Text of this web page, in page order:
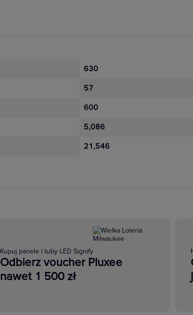
630
57
600
5,086
21,546
Kupuj panele i tuby LED Signify
Odbierz voucher Pluxee
nawet 1 500 zł